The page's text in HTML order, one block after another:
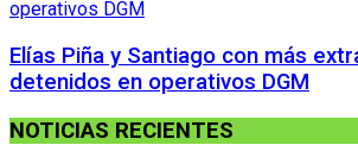
Elías Piña y Santiago con más
detenidos en operativos DGM
NOTICIAS RECIENTES